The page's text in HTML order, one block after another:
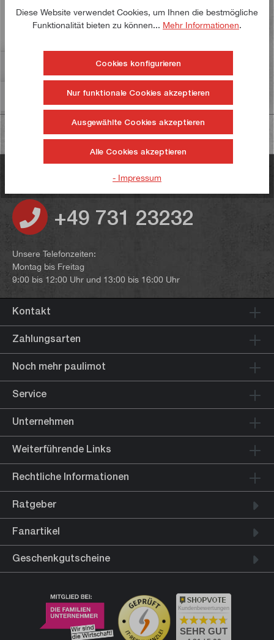
Dieses Set besteht aus vier Stemmeisen. Diese verfügen
über einen Metallkern und eine Schlagkappe für den
Informationen zur Produktsicherheit
Haben Sie noch Fragen?
+49 731 23232
Unsere Telefonzeiten:
Montag bis Freitag
9:00 bis 12:00 Uhr und 13:00 bis 16:00 Uhr
Kontakt
Zahlungsarten
Noch mehr paulimot
Service
Unternehmen
Weiterführende Links
Rechtliche Informationen
Ratgeber
Fanartikel
Geschenkgutscheine
Kundenbewertungen
SEHR GUT
Diese Website verwendet Cookies, um Ihnen die bestmögliche
Funktionalität bieten zu können... Mehr Informationen.
Cookies konfigurieren
Nur funktionale Cookies akzeptieren
Ausgewählte Cookies akzeptieren
Alle Cookies akzeptieren
- Impressum